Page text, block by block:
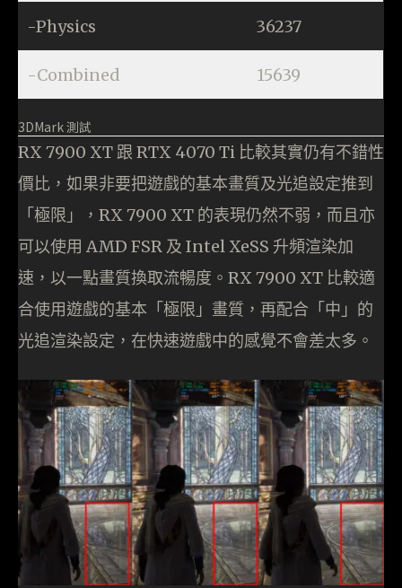
-Physics 36237
-Combined 15639
3DMark 測試
RX 7900 XT 跟 RTX 4070 Ti 比較其實仍有不錯性
價比，如果非要把遊戲的基本畫質及光追設定推到
「極限」，RX 7900 XT 的表現仍然不弱，而且亦
可以使用 AMD FSR 及 Intel XeSS 升頻渲染加
速，以一點畫質換取流暢度。RX 7900 XT 比較適
合使用遊戲的基本「極限」畫質，再配合「中」的
光追渲染設定，在快速遊戲中的感覺不會差太多。